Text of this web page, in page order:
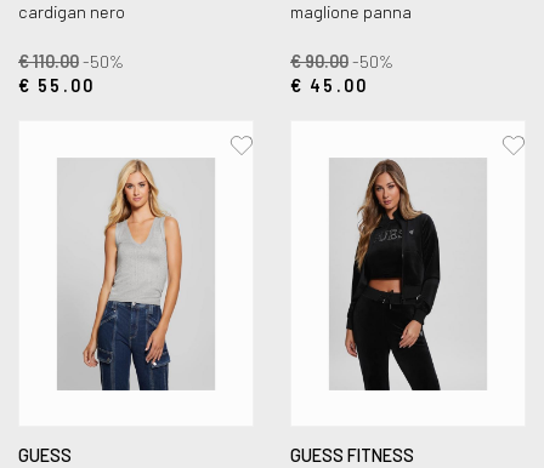
cardigan nero
€ 110.00-50%
€ 55.00
maglione panna
€ 90.00-50%
€ 45.00
GUESS
GUESS FITNESS